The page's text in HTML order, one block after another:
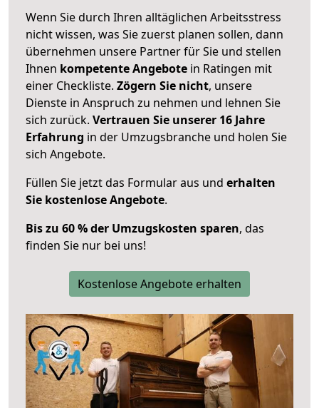
Wenn Sie durch Ihren alltäglichen Arbeitsstress
nicht wissen, was Sie zuerst planen sollen, dann
übernehmen unsere Partner für Sie und stellen
Ihnen kompetente Angebote in Ratingen mit
einer Checkliste. Zögern Sie nicht, unsere
Dienste in Anspruch zu nehmen und lehnen Sie
sich zurück. Vertrauen Sie unserer 16 Jahre
Erfahrung in der Umzugsbranche und holen Sie
sich Angebote.
Füllen Sie jetzt das Formular aus und erhalten
Sie kostenlose Angebote.
Bis zu 60 % der Umzugskosten sparen, das
finden Sie nur bei uns!
Kostenlose Angebote erhalten